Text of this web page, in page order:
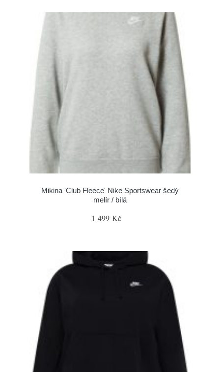
Mikina 'Club Fleece' Nike Sportswear šedý
melír / bílá
1 499 Kč